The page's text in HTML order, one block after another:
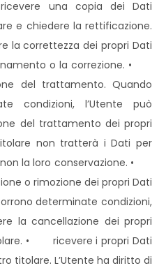
una copia dei Dati
chiedere la rettificazione.
la correttezza dei propri Dati
o la correzione. •
del trattamento. Quando
condizioni, l’Utente può
del trattamento dei propri
non tratterà i Dati per
la loro conservazione. •
o rimozione dei propri Dati
determinate condizioni,
la cancellazione dei propri
• ricevere i propri Dati
titolare. L’Utente ha diritto di